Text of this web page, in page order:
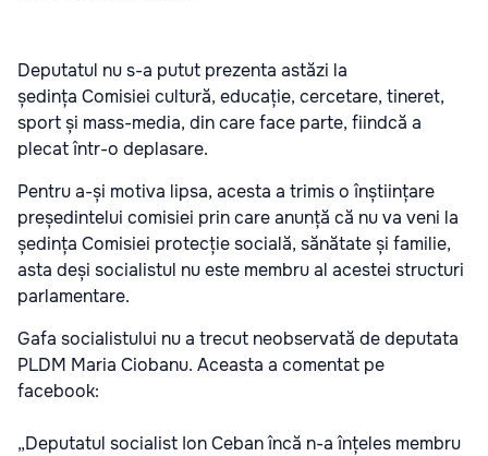
Deputatul nu s-a putut prezenta astăzi la
ședința Comisiei cultură, educație, cercetare, tineret,
sport și mass-media, din care face parte, fiindcă a
plecat într-o deplasare.
Pentru a-și motiva lipsa, acesta a trimis o înștiințare
președintelui comisiei prin care anunță că nu va veni la
ședința Comisiei protecție socială, sănătate și familie,
asta deși socialistul nu este membru al acestei structuri
parlamentare.
Gafa socialistului nu a trecut neobservată de deputata
PLDM Maria Ciobanu. Aceasta a comentat pe
facebook:
„Deputatul socialist Ion Ceban încă n-a înțeles membru